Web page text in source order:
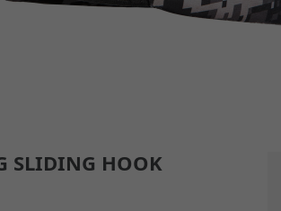
SLIDING HOOK